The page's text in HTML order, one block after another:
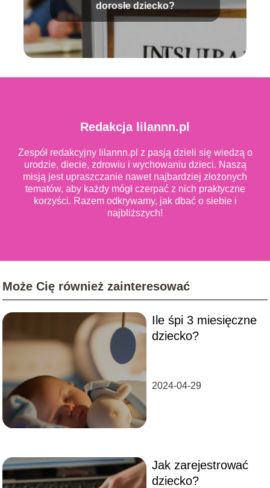
dorosłe dziecko?
Redakcja lilannn.pl
Zespół redakcyjny lilannn.pl z pasją dzieli się wiedzą o
urodzie, diecie, zdrowiu i wychowaniu dzieci. Naszą
misją jest upraszczanie nawet najbardziej złożonych
tematów, aby każdy mógł czerpać z nich praktyczne
korzyści. Razem odkrywamy, jak dbać o siebie i
najbliższych!
Może Cię również zainteresować
Ile śpi 3 miesięczne
dziecko?
2024-04-29
Jak zarejestrować
dziecko?